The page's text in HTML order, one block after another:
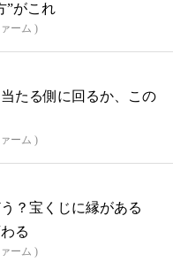
”がこれ
ーム )
当たる側に回るか、この
ーム )
？宝くじに縁がある
る
ーム )